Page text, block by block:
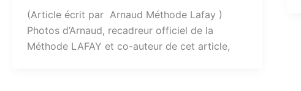
(Article écrit par Arnaud Méthode Lafay )
Photos d’Arnaud, recadreur officiel de la
Méthode LAFAY et co-auteur de cet article,